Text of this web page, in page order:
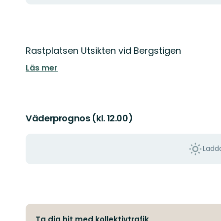
Beskrivning
Rastplatsen Utsikten vid Bergstigen
Läs mer
Väderprognos (kl. 12.00)